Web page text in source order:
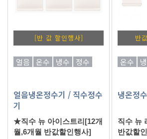
[반 값 할인행사]
얼음 온수 냉수 정수
얼음냉온정수기 / 직수정수
기
★직수 뉴 아이스트리[12개
월,6개월 반값할인행사]
반
온수
냉온정
직수 뉴
반값할